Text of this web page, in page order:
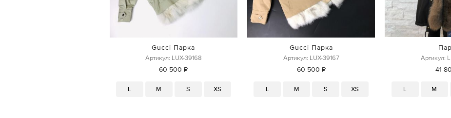
Gucci Парка
Артикул: LUX-39168
60 500 ₽
L M S XS
Gucci Парка
Артикул: LUX-39167
60 500 ₽
L M S XS
Артикул:
41
L M